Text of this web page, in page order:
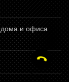
дома и офиса